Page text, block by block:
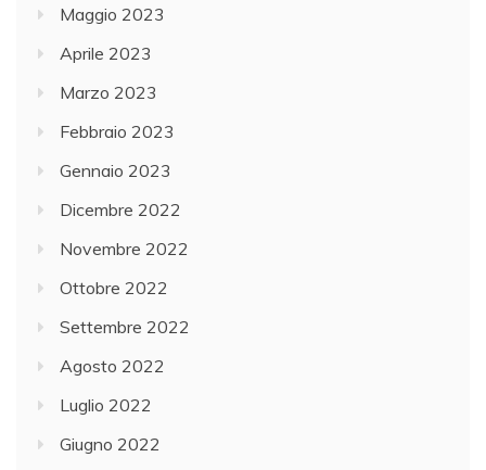
Maggio 2023
Aprile 2023
Marzo 2023
Febbraio 2023
Gennaio 2023
Dicembre 2022
Novembre 2022
Ottobre 2022
Settembre 2022
Agosto 2022
Luglio 2022
Giugno 2022